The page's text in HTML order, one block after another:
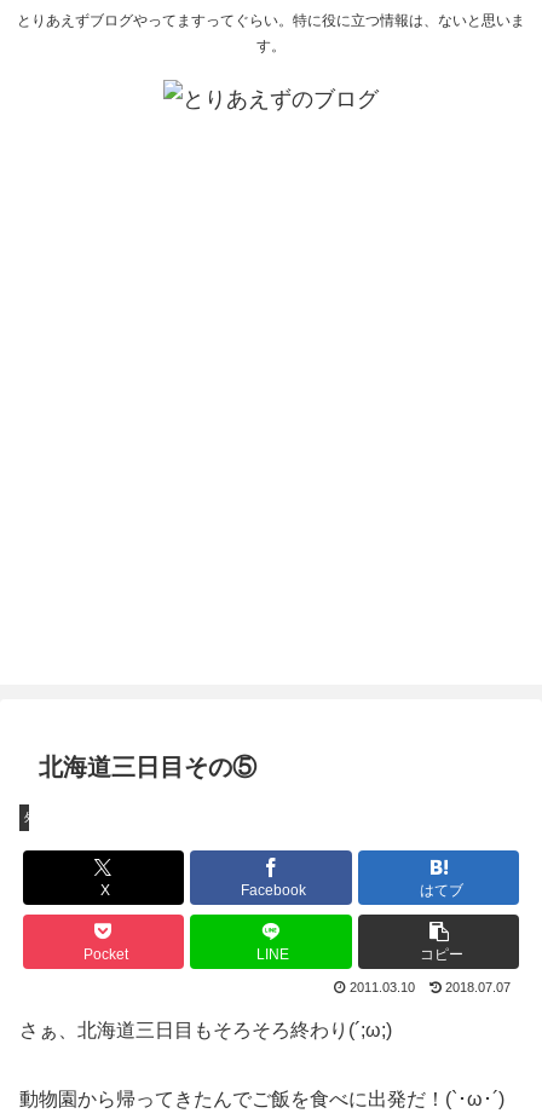
とりあえずブログやってますってぐらい。特に役に立つ情報は、ないと思いま
す。
北海道三日目その⑤
外出
X Facebook はてブ
Pocket LINE コピー
2011.03.10 2018.07.07
さぁ、北海道三日目もそろそろ終わり(´;ω;)
動物園から帰ってきたんでご飯を食べに出発だ！(`･ω･´)